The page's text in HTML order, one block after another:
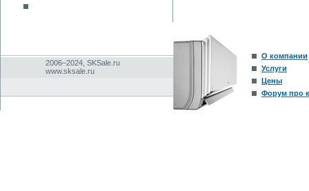
2006–2024, SKSale.ru
www.sksale.ru
О компании
Услуги
Цены
Форум про